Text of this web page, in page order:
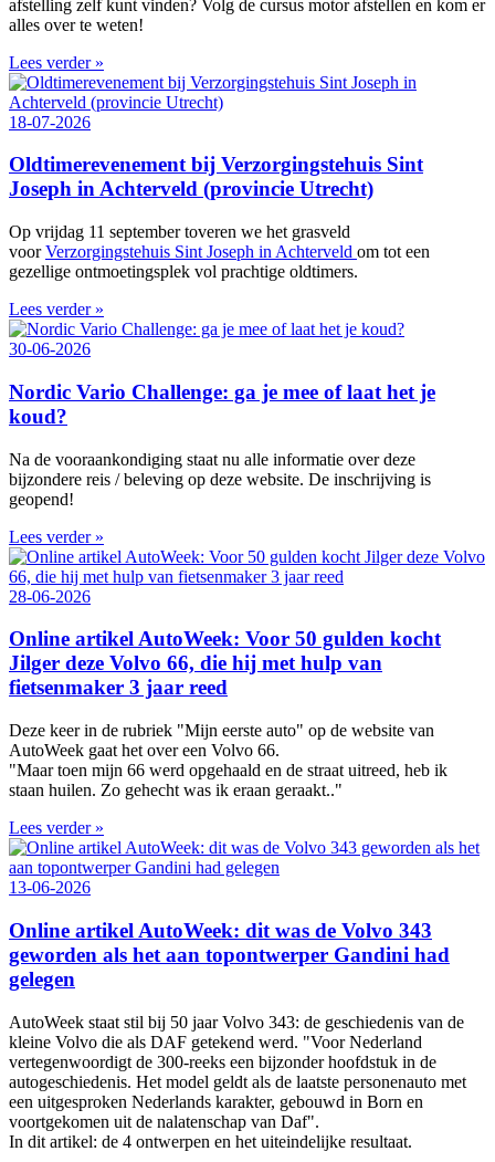
afstelling zelf kunt vinden? Volg de cursus motor afstellen en kom er
alles over te weten!
Lees verder »
18-07-2026
Oldtimerevenement bij Verzorgingstehuis Sint
Joseph in Achterveld (provincie Utrecht)
Op vrijdag 11 september toveren we het grasveld
voorVerzorgingstehuis Sint Joseph in Achterveld om tot een
gezellige ontmoetingsplek vol prachtige oldtimers.
Lees verder »
30-06-2026
Nordic Vario Challenge: ga je mee of laat het je
koud?
Na de vooraankondiging staat nu alle informatie over deze
bijzondere reis / beleving op deze website. De inschrijving is
geopend!
Lees verder »
28-06-2026
Online artikel AutoWeek: Voor 50 gulden kocht
Jilger deze Volvo 66, die hij met hulp van
fietsenmaker 3 jaar reed
Deze keer in de rubriek "Mijn eerste auto" op de website van
AutoWeek gaat het over een Volvo 66.
"Maar toen mijn 66 werd opgehaald en de straat uitreed, heb ik
staan huilen. Zo gehecht was ik eraan geraakt.."
Lees verder »
13-06-2026
Online artikel AutoWeek: dit was de Volvo 343
geworden als het aan topontwerper Gandini had
gelegen
AutoWeek staat stil bij 50 jaar Volvo 343: de geschiedenis van de
kleine Volvo die als DAF getekend werd. "Voor Nederland
vertegenwoordigt de 300‑reeks een bijzonder hoofdstuk in de
autogeschiedenis. Het model geldt als de laatste personenauto met
een uitgesproken Nederlands karakter, gebouwd in Born en
voortgekomen uit de nalatenschap van Daf".
In dit artikel: de 4 ontwerpen en het uiteindelijke resultaat.